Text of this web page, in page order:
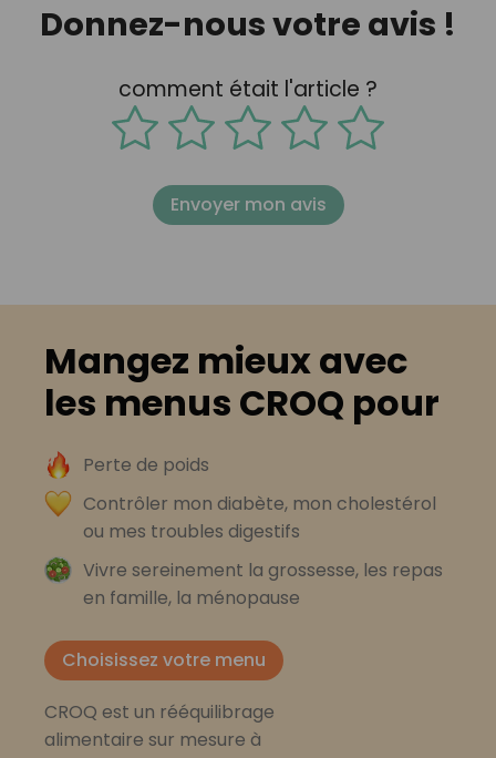
Donnez-nous votre avis !
comment était l'article ?
Envoyer mon avis
Mangez mieux avec
les menus CROQ pour
Perte de poids
Contrôler mon diabète, mon cholestérol
ou mes troubles digestifs
Vivre sereinement la grossesse, les repas
en famille, la ménopause
Choisissez votre menu
CROQ est un rééquilibrage
alimentaire sur mesure à